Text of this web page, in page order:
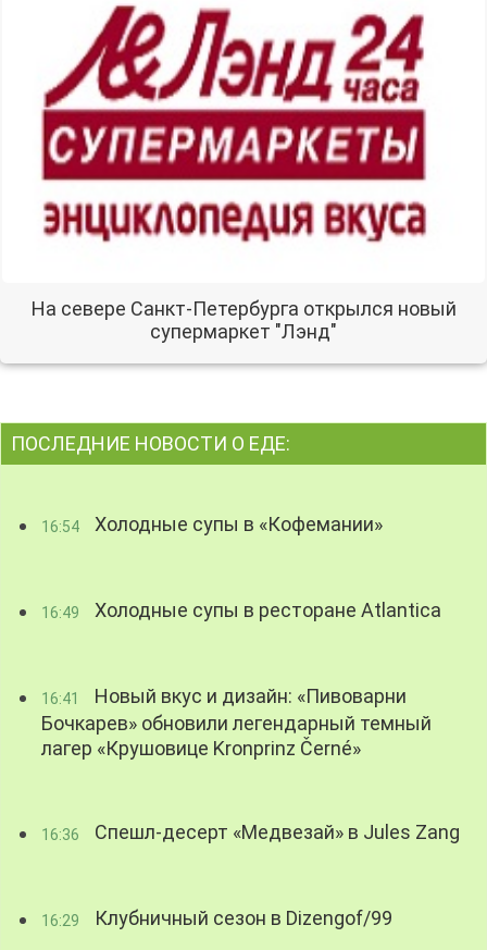
На севере Санкт-Петербурга открылся новый
супермаркет "Лэнд"
ПОСЛЕДНИЕ НОВОСТИ О ЕДЕ:
16:54 Холодные супы в «Кофемании»
16:49 Холодные супы в ресторане Atlantica
16:41
Новый вкус и дизайн: «Пивоварни
Бочкарев» обновили легендарный темный
лагер «Крушовице Kronprinz Černé»
16:36 Спешл-десерт «Медвезай» в Jules Zang
16:29 Клубничный сезон в Dizengof/99